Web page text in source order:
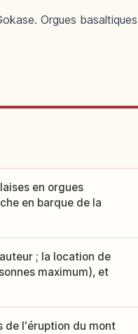
Orgues
en orgues
en barque de la
; la location de
maximum), et
de l'éruption du mont